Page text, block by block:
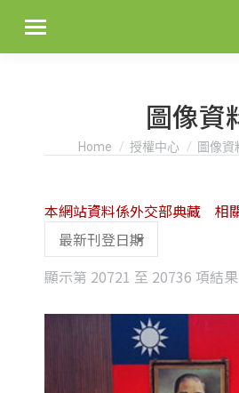
圖像資
You are here:
Home 授權中心 圖像資
顯示第 20721 至 20736 項結
本網站資料係外交部典藏 相